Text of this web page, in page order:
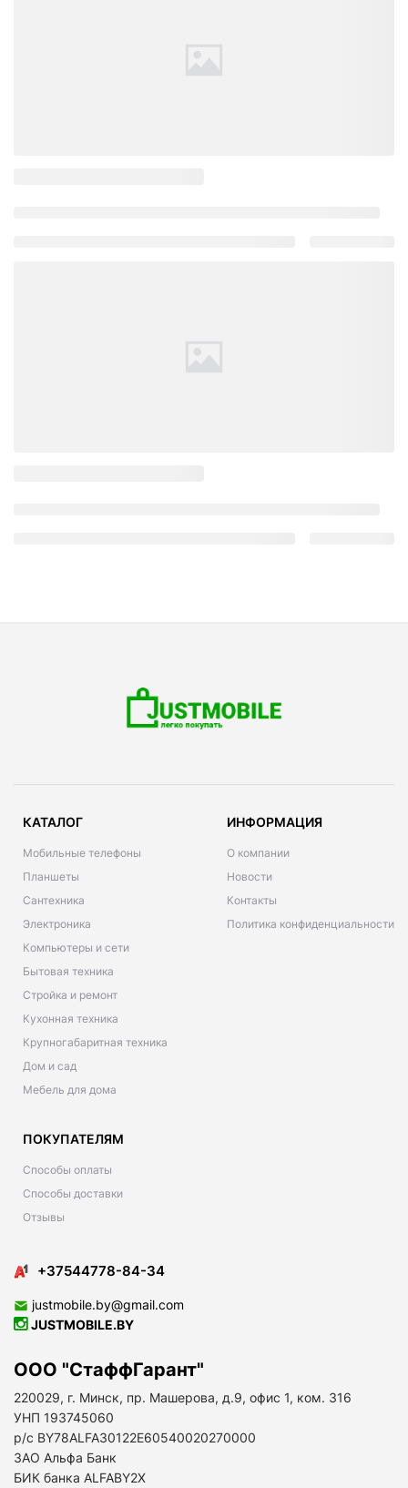
КАТАЛОГ
Мобильные телефоны
Планшеты
Сантехника
Электроника
Компьютеры и сети
Бытовая техника
Стройка и ремонт
Кухонная техника
Крупногабаритная техника
Дом и сад
Мебель для дома
ИНФОРМАЦИЯ
О компании
Новости
Контакты
Политика конфиденциальности
ПОКУПАТЕЛЯМ
Способы оплаты
Способы доставки
Отзывы
+37544778-84-34
justmobile.by@gmail.com
JUSTMOBILE.BY
ООО "СтаффГарант"
220029, г. Минск, пр. Машерова, д.9, офис 1, ком. 316
УНП 193745060
р/с BY78ALFA30122E60540020270000
ЗАО Альфа Банк
БИК банка ALFABY2X